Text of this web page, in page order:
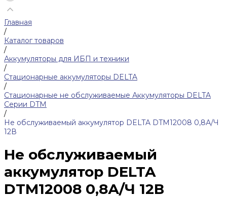
Главная
/
Каталог товаров
/
Аккумуляторы для ИБП и техники
/
Стационарные аккумуляторы DELTA
/
Стационарные не обслуживаемые Аккумуляторы DELTA
Серии DTM
/
Не обслуживаемый аккумулятор DELTA DTM12008 0,8А/Ч
12В
Не обслуживаемый
аккумулятор DELTA
DTM12008 0,8А/Ч 12В